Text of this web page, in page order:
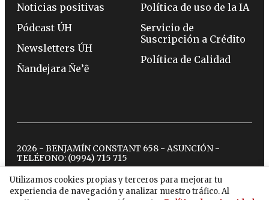
Utilizamos cookies propias y terceros para mejorar tu
experiencia de navegación y analizar nuestro tráfico. Al
Noticias positivas
Pódcast ÚH
Newsletters ÚH
Ñandejara Ñe’ẽ
Política de uso de la IA
Servicio de
Suscripción a Crédito
Política de Calidad
2026 - BENJAMÍN CONSTANT 658 - ASUNCIÓN -
TELÉFONO: (0994) 715 715